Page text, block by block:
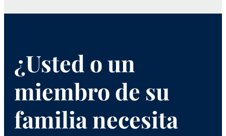
¿Usted o un
miembro de su
familia necesita